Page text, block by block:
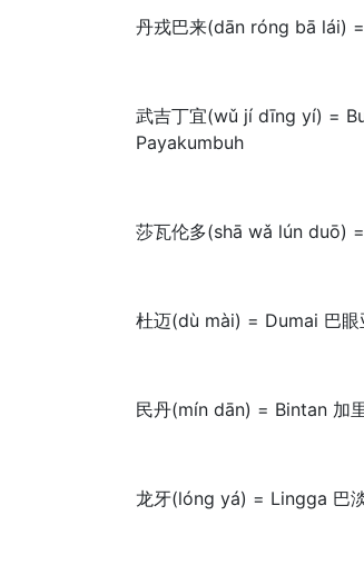
丹戎巴来(dān róng bā lái)
武吉丁宜(wǔ jí dīng yí) =
Payakumbuh
莎瓦伦多(shā wǎ lún duō)
杜迈(dù mài) = Dumai 巴
民丹(mín dān) = Bintan 加
龙牙(lóng yá) = Lingga 巴